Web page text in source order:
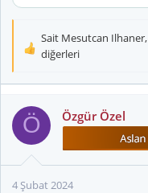
T
p
i
l
e
:
Sait Mesutcan Ilhaner,
diğerleri
Ö Özgür Özel
4 Şubat 2024